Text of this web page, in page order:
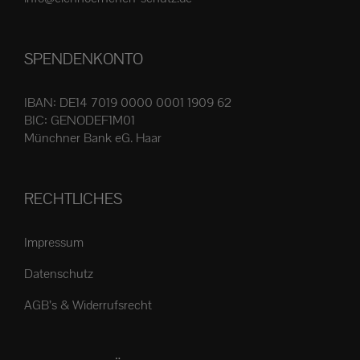
werden
SPENDENKONTO
IBAN: DE14 7019 0000 0001 1909 62
BIC: GENODEF1M01
Münchner Bank eG. Haar
RECHTLICHES
Impressum
Datenschutz
AGB’s & Widerrufsrecht